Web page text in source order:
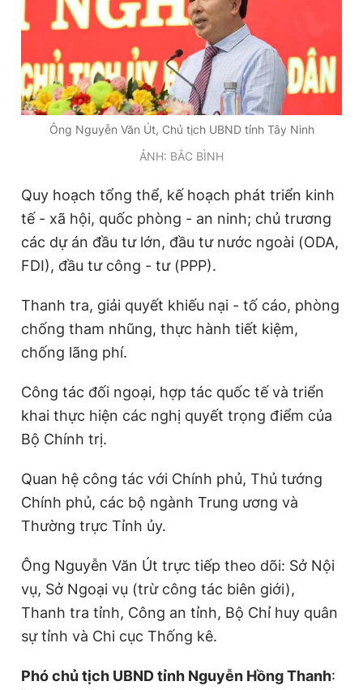
0906 645 777
Liên hệ quảng cáo
0908 780 404
Đặt báo Quảng cáo RSS Tòa soạn Chính sách bảo
Tổng biên tập: Nguyễn Ngọc Toàn
Phó tổng biên tập: Lâm Hiếu Dũng
Tổng thư ký tòa soạn: Đức Trung
Giấy phép xuất bản số 110/GP - BTTTT cấp ngày 24.3.2020
© 2003-2026 Bản quyền thuộc về Báo Thanh Niên. Cấm sao
chép dưới mọi hình thức nếu không có sự chấp thuận bằng văn
bản. Phát triển bởi ePi Technologies, JSC.
Ông Nguyễn Văn Út, Chủ tịch UBND tỉnh Tây Ninh
ẢNH: BẮC BÌNH
Quy hoạch tổng thể, kế hoạch phát triển kinh
tế - xã hội, quốc phòng - an ninh; chủ trương
các dự án đầu tư lớn, đầu tư nước ngoài (ODA,
FDI), đầu tư công - tư (PPP).
Thanh tra, giải quyết khiếu nại - tố cáo, phòng
chống tham nhũng, thực hành tiết kiệm,
chống lãng phí.
Công tác đối ngoại, hợp tác quốc tế và triển
khai thực hiện các nghị quyết trọng điểm của
Bộ Chính trị.
Quan hệ công tác với Chính phủ, Thủ tướng
Chính phủ, các bộ ngành Trung ương và
Thường trực Tỉnh ủy.
Ông Nguyễn Văn Út trực tiếp theo dõi: Sở Nội
vụ, Sở Ngoại vụ (trừ công tác biên giới),
Thanh tra tỉnh, Công an tỉnh, Bộ Chỉ huy quân
sự tỉnh và Chi cục Thống kê.
Phó chủ tịch UBND tỉnh Nguyễn Hồng Thanh: